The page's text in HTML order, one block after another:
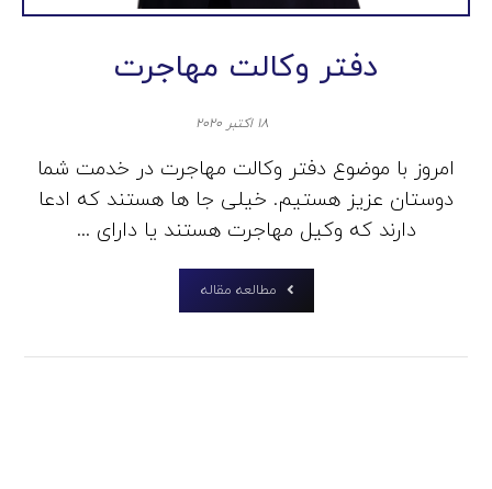
دفتر وکالت مهاجرت
۱۸ اکتبر ۲۰۲۰
امروز با موضوع دفتر وکالت مهاجرت در خدمت شما
دوستان عزیز هستیم. خیلی جا ها هستند که ادعا
دارند که وکیل مهاجرت هستند یا دارای ...
مطالعه مقاله